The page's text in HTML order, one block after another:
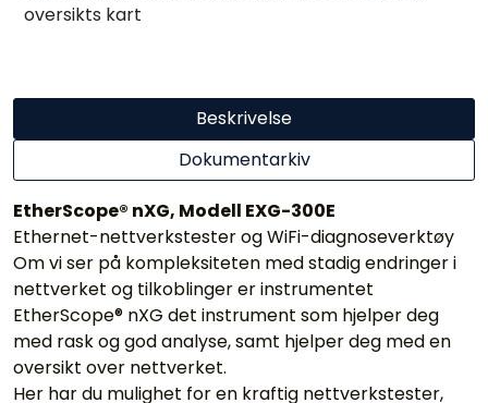
oversikts kart
Beskrivelse
Dokumentarkiv
EtherScope® nXG, Modell EXG-300E
Ethernet-nettverkstester og WiFi-diagnoseverktøy
Om vi ser på kompleksiteten med stadig endringer i
nettverket og tilkoblinger er instrumentet
EtherScope® nXG det instrument som hjelper deg
med rask og god analyse, samt hjelper deg med en
oversikt over nettverket.
Her har du mulighet for en kraftig nettverkstester,